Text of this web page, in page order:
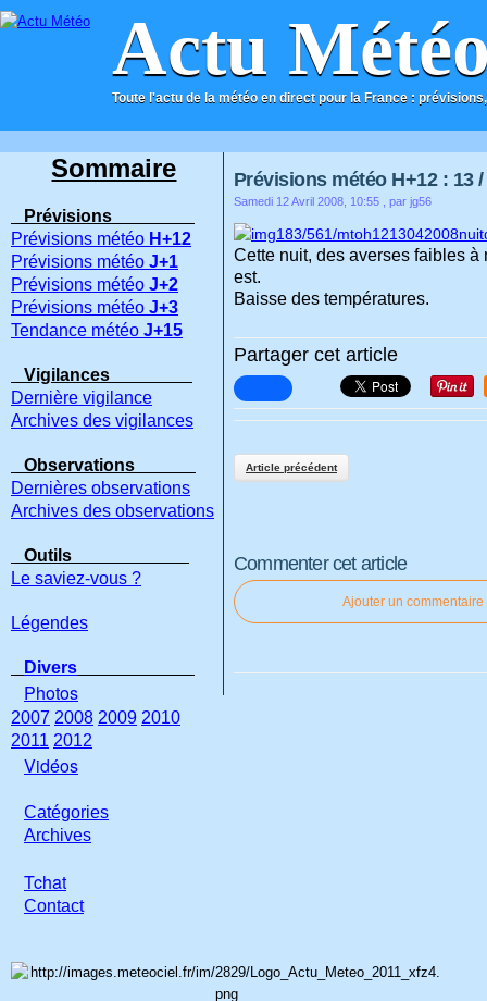
Actu
Toute l'actu de la météo en direct pour la France :
ACCUEIL CONTACT
Prévisions météo H+12 : 13
Samedi 12 Avril 2008, 10:55 , par jg56
Cette nuit, des averses faibles
est.
Baisse des températures.
Partager cet article
Article précédent
Commenter cet article
Ajouter un commentaire
Sommaire
Prévisions
Prévisions météo H+12
Prévisions météo J+1
Prévisions météo J+2
Prévisions météo J+3
Tendance météo J+15
Vigilances
Dernière vigilance
Archives des vigilances
Observations
Dernières observations
Archives des observations
Outils
Le saviez-vous ?
Légendes
Divers
Photos
2007 2008 2009 2010
2011 2012
Vidéos
Catégories
Archives
Tchat
Contact